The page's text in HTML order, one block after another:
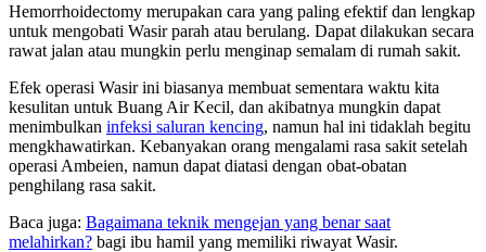
Hemorrhoidectomy merupakan cara yang paling efektif dan lengkap
untuk mengobati Wasir parah atau berulang. Dapat dilakukan secara
rawat jalan atau mungkin perlu menginap semalam di rumah sakit.
Efek operasi Wasir ini biasanya membuat sementara waktu kita
kesulitan untuk Buang Air Kecil, dan akibatnya mungkin dapat
menimbulkan infeksi saluran kencing, namun hal ini tidaklah begitu
mengkhawatirkan. Kebanyakan orang mengalami rasa sakit setelah
operasi Ambeien, namun dapat diatasi dengan obat-obatan
penghilang rasa sakit.
Baca juga: Bagaimana teknik mengejan yang benar saat
melahirkan? bagi ibu hamil yang memiliki riwayat Wasir.